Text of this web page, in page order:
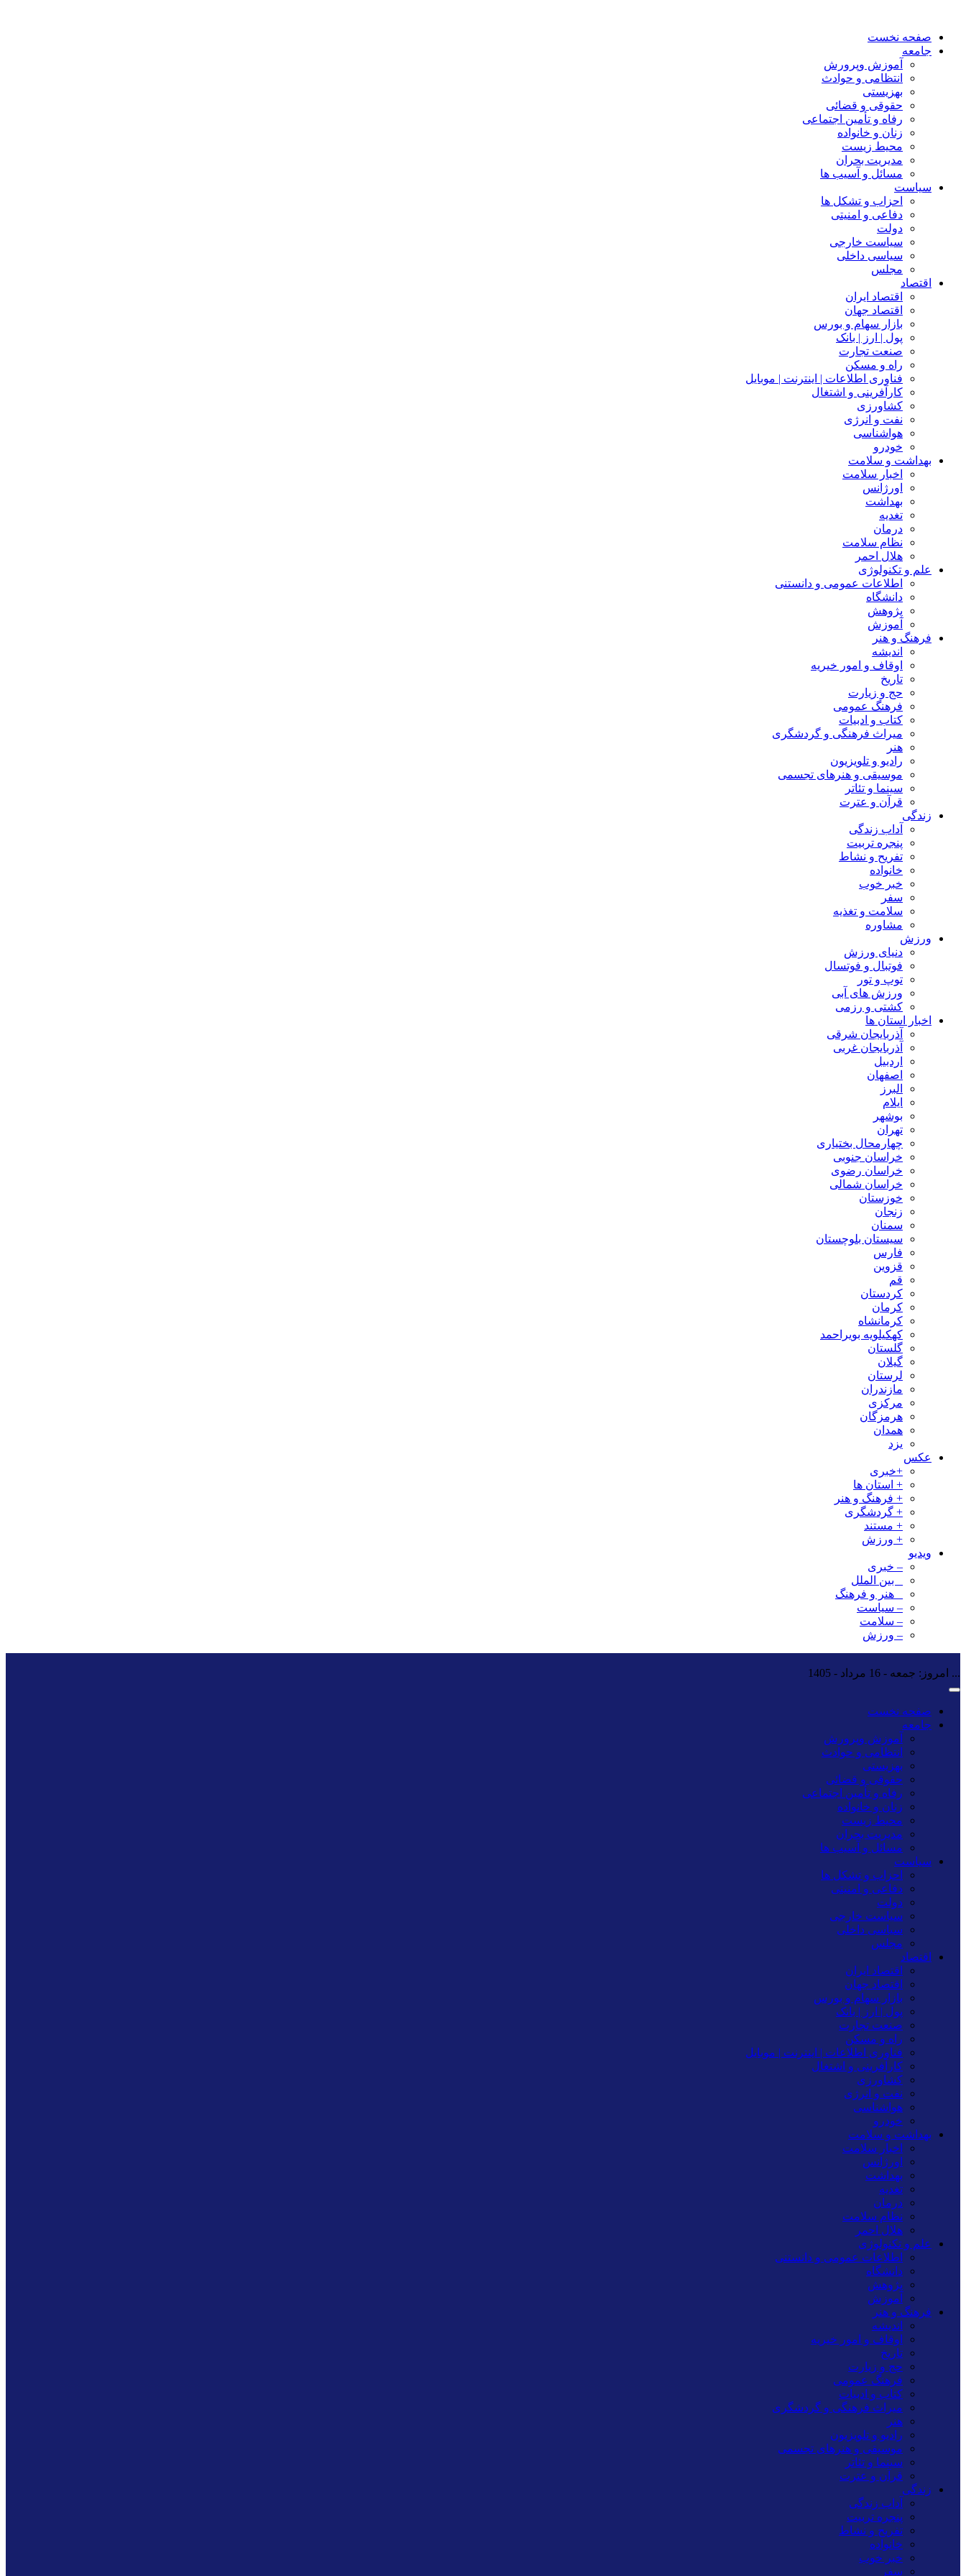
صفحه نخست
جامعه
آموزش وپرورش
انتظامی و حوادث
بهزیستی
حقوقی و قضائی
رفاه و تأمین اجتماعی
زنان و خانواده
محیط زیست
مدیریت بحران
مسائل و آسیب ها
سیاست
احزاب و تشکل ها
دفاعی و امنیتی
دولت
سیاست خارجی
سیاسی داخلی
مجلس
اقتصاد
اقتصاد ایران
اقتصاد جهان
بازار سهام و بورس
پول | ارز | بانک
صنعت تجارت
راه و مسکن
فناوری اطلاعات | اینترنت | موبایل
کارآفرینی و اشتغال
کشاورزی
نفت و انرژی
هواشناسی
خودرو
بهداشت و سلامت
اخبار سلامت
اورژانس
بهداشت
تغدیه
درمان
نظام سلامت
هلال احمر
علم و تکنولوژی
اطلاعات عمومی و دانستنی
دانشگاه
پژوهش
آموزش
فرهنگ و هنر
اندیشه
اوقاف و امور خیریه
تاریخ
حج و زیارت
فرهنگ عمومی
کتاب و ادبیات
میراث فرهنگی و گردشگری
هنر
رادیو و تلویزیون
موسیقی و هنرهای تجسمی
سینما و تئاتر
قرآن و عترت
زندگی
آداب زندگی
پنجره تربیت
تفریح و نشاط
خانواده
خبر خوب
سفر
سلامت و تغذیه
مشاوره
ورزش
دنیای ورزش
فوتبال و فوتسال
توپ و تور
ورزش های آبی
کشتی و رزمی
اخبار استان ها
آذربایجان شرقی
آذربایجان غربی
اردبیل
اصفهان
البرز
ایلام
بوشهر
تهران
چهارمحال بختیاری
خراسان جنوبی
خراسان رضوی
خراسان شمالی
خوزستان
زنجان
سمنان
سیستان بلوچستان
فارس
قزوین
قم
کردستان
کرمان
کرمانشاه
کهکیلویه بویراحمد
گلستان
گیلان
لرستان
مازندران
مرکزی
هرمزگان
همدان
یزد
عکس
+خبری
+ استان ها
+ فرهنگ و هنر
+ گردشگری
+ مستند
+ ورزش
ویدیو
– خبری
_ بین الملل
_ هنر و فرهنگ
– سیاست
– سلامت
– ورزش
... امروز: جمعه - 16 مرداد - 1405
صفحه نخست
جامعه
آموزش وپرورش
انتظامی و حوادث
بهزیستی
حقوقی و قضائی
رفاه و تأمین اجتماعی
زنان و خانواده
محیط زیست
مدیریت بحران
مسائل و آسیب ها
سیاست
احزاب و تشکل ها
دفاعی و امنیتی
دولت
سیاست خارجی
سیاسی داخلی
مجلس
اقتصاد
اقتصاد ایران
اقتصاد جهان
بازار سهام و بورس
پول | ارز | بانک
صنعت تجارت
راه و مسکن
فناوری اطلاعات | اینترنت | موبایل
کارآفرینی و اشتغال
کشاورزی
نفت و انرژی
هواشناسی
خودرو
بهداشت و سلامت
اخبار سلامت
اورژانس
بهداشت
تغدیه
درمان
نظام سلامت
هلال احمر
علم و تکنولوژی
اطلاعات عمومی و دانستنی
دانشگاه
پژوهش
آموزش
فرهنگ و هنر
اندیشه
اوقاف و امور خیریه
تاریخ
حج و زیارت
فرهنگ عمومی
کتاب و ادبیات
میراث فرهنگی و گردشگری
هنر
رادیو و تلویزیون
موسیقی و هنرهای تجسمی
سینما و تئاتر
قرآن و عترت
زندگی
آداب زندگی
پنجره تربیت
تفریح و نشاط
خانواده
خبر خوب
سفر